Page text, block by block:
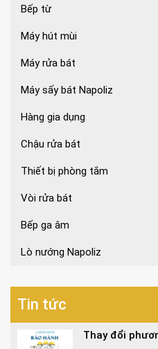
Bếp từ
Máy hút mùi
Máy rửa bát
Máy sấy bát Napoliz
Hàng gia dụng
Chậu rửa bát
Thiết bị phòng tắm
Vòi rửa bát
Bếp ga âm
Lò nướng Napoliz
Tin tức
Thay đổi